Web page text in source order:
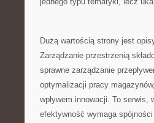
Dużą wartością strony jest
Zarządzanie przestrzenią
sprawne zarządzanie
optymalizacji pracy
wpływem innowacji. To
efektywność wymaga